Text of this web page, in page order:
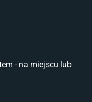
- na miejscu lub